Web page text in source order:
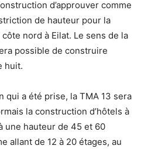
d’approuver comme
de hauteur pour la
nord à Eilat. Le sens de la
possible de construire
huit.
qui a été prise, la TMA 13 sera
la construction d’hôtels à
une hauteur de 45 et 60
allant de 12 à 20 étages, au